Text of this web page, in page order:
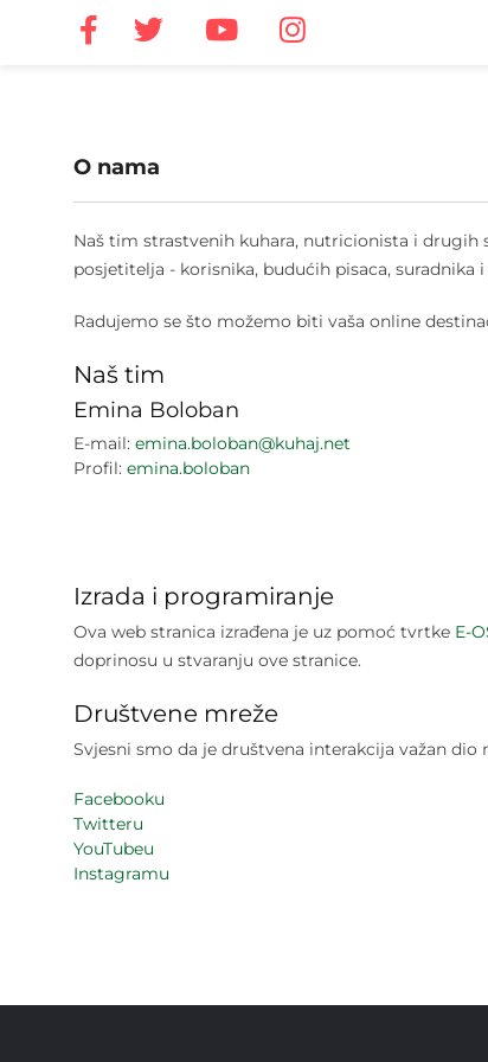
O nama
Naš tim strastvenih kuhara, nutricionista i
posjetitelja - korisnika, budućih pisaca,
Radujemo se što možemo biti vaša online
Naš tim
Emina Boloban
E-mail: emina.boloban@kuhaj.net
Profil: emina.boloban
Izrada i programiranje
Ova web stranica izrađena je uz pomoć tvrtke E-
doprinosu u stvaranju ove stranice.
Društvene mreže
Svjesni smo da je društvena interakcija važan
Facebooku
Twitteru
YouTubeu
Instagramu